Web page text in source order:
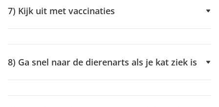
7) Kijk uit met vaccinaties
8) Ga snel naar de dierenarts als je kat ziek is